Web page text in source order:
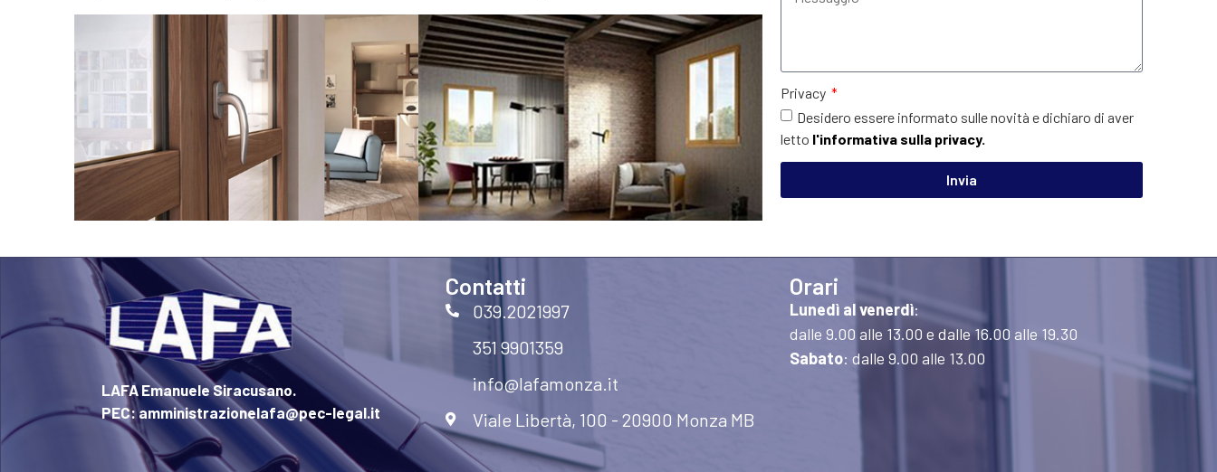
Privacy
Desidero essere informato sulle novità e dichiaro di aver
letto l'informativa sulla privacy.
Invia
LAFA Emanuele Siracusano.
PEC: amministrazionelafa@pec-legal.it
Contatti
039.2021997
351 9901359
info@lafamonza.it
Viale Libertà, 100 - 20900 Monza MB
Orari
Lunedì al venerdì:
dalle 9.00 alle 13.00 e dalle 16.00 alle 19.30
Sabato: dalle 9.00 alle 13.00